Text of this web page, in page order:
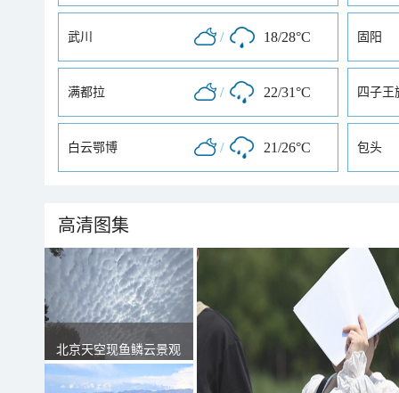
武川 / 18/28°C 固阳
满都拉 / 22/31°C 四子王
白云鄂博 / 21/26°C 包头
高清图集
北京天空现鱼鳞云景观